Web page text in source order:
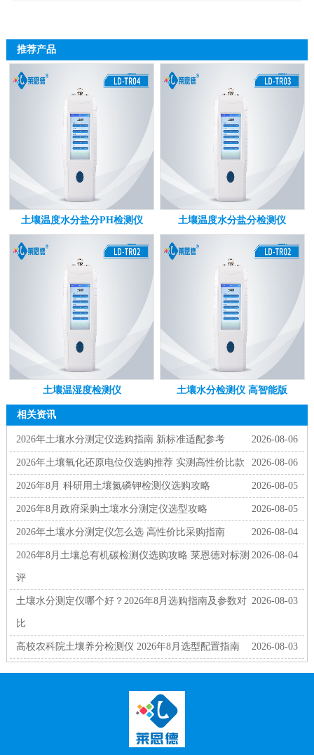
推荐产品
土壤温度水分盐分PH检测仪 土壤温度水分盐分检测仪
土壤温湿度检测仪 土壤水分检测仪 高智能版
相关资讯
2026-08-06
2026年土壤水分测定仪选购指南 新标准适配参考
2026-08-06
2026年土壤氧化还原电位仪选购推荐 实测高性价比款
2026-08-05
2026年8月 科研用土壤氮磷钾检测仪选购攻略
2026-08-05
2026年8月政府采购土壤水分测定仪选型攻略
2026-08-04
2026年土壤水分测定仪怎么选 高性价比采购指南
2026-08-04
2026年8月土壤总有机碳检测仪选购攻略 莱恩德对标测
评
2026-08-03
土壤水分测定仪哪个好？2026年8月选购指南及参数对
比
2026-08-03
高校农科院土壤养分检测仪 2026年8月选型配置指南